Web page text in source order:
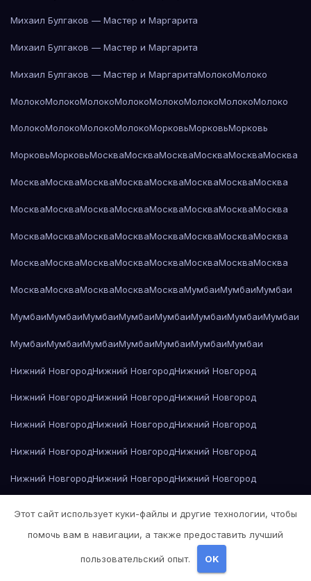
Михаил Булгаков — Мастер и Маргарита
Михаил Булгаков — Мастер и Маргарита
Михаил Булгаков — Мастер и МаргаритаМолокоМолоко
МолокоМолокоМолокоМолокоМолокоМолокоМолокоМолоко
МолокоМолокоМолокоМолокоМорковьМорковьМорковь
МорковьМорковьМоскваМоскваМоскваМоскваМоскваМосква
МоскваМоскваМоскваМоскваМоскваМоскваМоскваМосква
МоскваМоскваМоскваМоскваМоскваМоскваМоскваМосква
МоскваМоскваМоскваМоскваМоскваМоскваМоскваМосква
МоскваМоскваМоскваМоскваМоскваМоскваМоскваМосква
МоскваМоскваМоскваМоскваМоскваМумбаиМумбаиМумбаи
МумбаиМумбаиМумбаиМумбаиМумбаиМумбаиМумбаиМумбаи
МумбаиМумбаиМумбаиМумбаиМумбаиМумбаиМумбаи
Нижний НовгородНижний НовгородНижний Новгород
Нижний НовгородНижний НовгородНижний Новгород
Нижний НовгородНижний НовгородНижний Новгород
Нижний НовгородНижний НовгородНижний Новгород
Нижний НовгородНижний НовгородНижний Новгород
Нижний Новгород Николай Гоголь — Мёртвые души
Николай Гоголь — Мёртвые души
Этот сайт использует куки-файлы и другие технологии, чтобы
помочь вам в навигации, а также предоставить лучший
пользовательский опыт. OK